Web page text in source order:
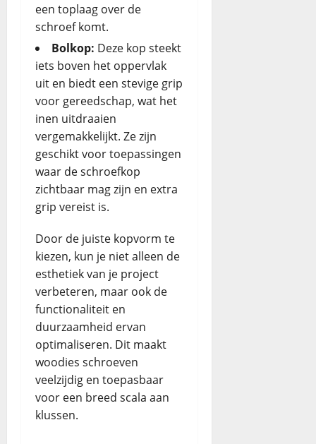
een toplaag over de
schroef komt.
Bolkop: Deze kop steekt
iets boven het oppervlak
uit en biedt een stevige grip
voor gereedschap, wat het
inen uitdraaien
vergemakkelijkt. Ze zijn
geschikt voor toepassingen
waar de schroefkop
zichtbaar mag zijn en extra
grip vereist is.
Door de juiste kopvorm te
kiezen, kun je niet alleen de
esthetiek van je project
verbeteren, maar ook de
functionaliteit en
duurzaamheid ervan
optimaliseren. Dit maakt
woodies schroeven
veelzijdig en toepasbaar
voor een breed scala aan
klussen.